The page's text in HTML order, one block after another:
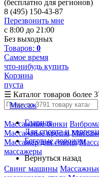
(бесплатно для регионов)
8 (495) 150-43-87
Перезвонить мне
с 8:00 до 21:00
Без выходных
Товаров: 0
Самое время
что-нибудь купить
Корзина
пуста
☰ Каталог товаров более
Массаж
Массажные банки
Массажные кресла
Массажер для спины
массажеры
Свинг машины
Главная
Для спорта и
Беговые дорожки
Вернуться назад